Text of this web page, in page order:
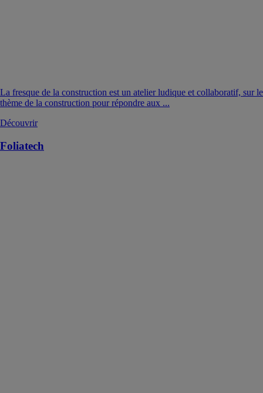
La fresque de la construction est un atelier ludique et collaboratif, sur le
thème de la construction pour répondre aux ...
Découvrir
Foliatech